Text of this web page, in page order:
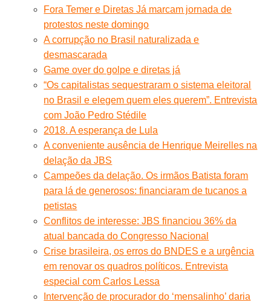
Fora Temer e Diretas Já marcam jornada de
protestos neste domingo
A corrupção no Brasil naturalizada e
desmascarada
Game over do golpe e diretas já
“Os capitalistas sequestraram o sistema eleitoral
no Brasil e elegem quem eles querem”. Entrevista
com João Pedro Stédile
2018. A esperança de Lula
A conveniente ausência de Henrique Meirelles na
delação da JBS
Campeões da delação. Os irmãos Batista foram
para lá de generosos: financiaram de tucanos a
petistas
Conflitos de interesse: JBS financiou 36% da
atual bancada do Congresso Nacional
Crise brasileira, os erros do BNDES e a urgência
em renovar os quadros políticos. Entrevista
especial com Carlos Lessa
Intervenção de procurador do ‘mensalinho’ daria